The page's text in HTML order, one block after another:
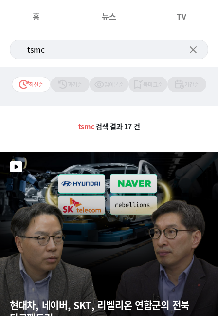
홈 뉴스 TV
최신순
tsmc검색 결과 17 건
현대차, 네이버, SKT, 리벨리온 연합군의 전북